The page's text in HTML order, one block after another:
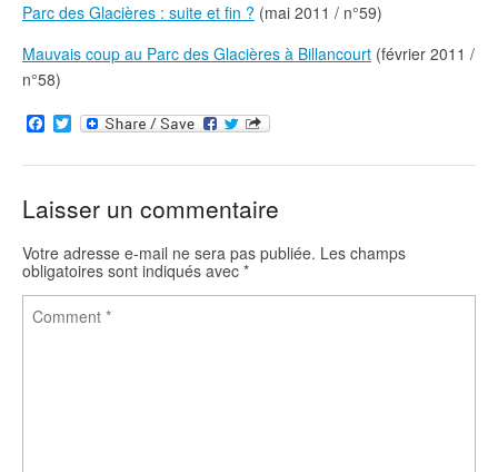
Parc des Glacières : suite et fin ? (mai 2011 / n°59)
Mauvais coup au Parc des Glacières à Billancourt (février 2011 /
n°58)
F
a
c
o
k
T
w
i
e
Laisser un commentaire
Votre adresse e-mail ne sera pas publiée. Les champs
obligatoires sont indiqués avec *